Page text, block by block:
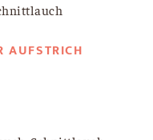
AUFSTRICH